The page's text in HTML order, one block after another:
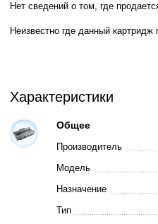
Нет сведений о том, где
Неизвестно где данный картридж
Характеристики
Общее
Производитель
Модель
Назначение
Тип